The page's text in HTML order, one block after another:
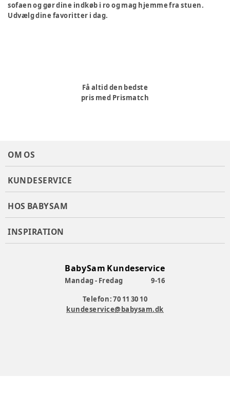
sofaen og gør dine indkøb i ro og mag hjemme fra stuen.
Udvælg dine favoritter i dag.
Få altid den bedste
pris med Prismatch
OM OS
KUNDESERVICE
HOS BABYSAM
INSPIRATION
BabySam Kundeservice
Mandag - Fredag
9-16
Telefon: 70 11 30 10
kundeservice@babysam.dk